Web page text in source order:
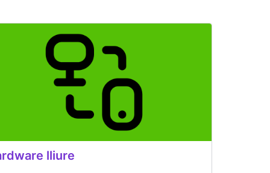
lliure